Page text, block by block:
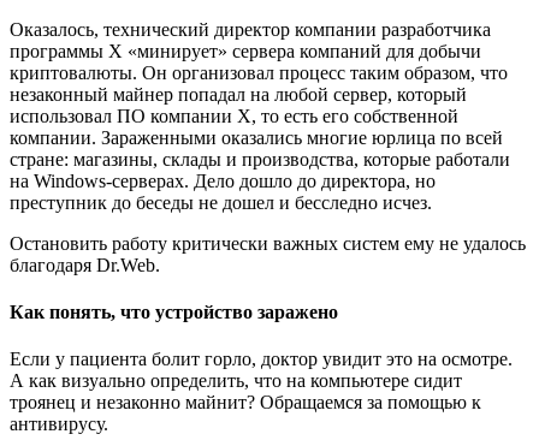
Оказалось, технический директор компании разработчика
программы Х «минирует» сервера компаний для добычи
криптовалюты. Он организовал процесс таким образом, что
незаконный майнер попадал на любой сервер, который
использовал ПО компании Х, то есть его собственной
компании. Зараженными оказались многие юрлица по всей
стране: магазины, склады и производства, которые работали
на Windows-серверах. Дело дошло до директора, но
преступник до беседы не дошел и бесследно исчез.
Остановить работу критически важных систем ему не удалось
благодаря Dr.Web.
Как понять, что устройство заражено
Если у пациента болит горло, доктор увидит это на осмотре.
А как визуально определить, что на компьютере сидит
троянец и незаконно майнит? Обращаемся за помощью к
антивирусу.